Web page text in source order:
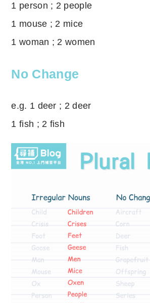
1 person ; 2 people
1 mouse ; 2 mice
1 woman ; 2 women
No Change
e.g. 1 deer ; 2 deer
1 fish ; 2 fish